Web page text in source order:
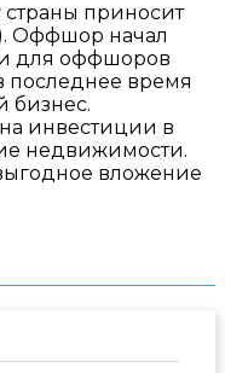
приносит
Оффшор начал
для оффшоров
последнее время
бизнес.
инвестиции в
недвижимости.
вложение